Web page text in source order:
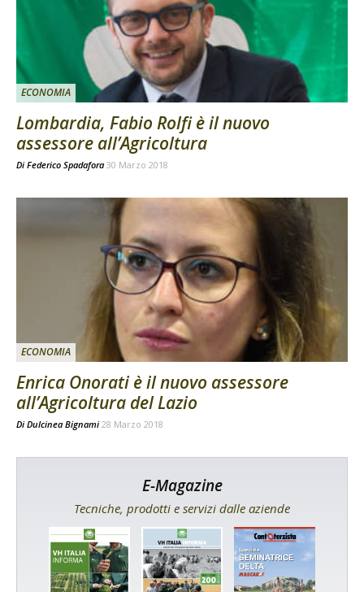
ECONOMIA
Lombardia, Fabio Rolfi è il nuovo
assessore all’Agricoltura
Di Federico Spadafora 30 Marzo 2018
ECONOMIA
Enrica Onorati è il nuovo assessore
all’Agricoltura del Lazio
Di Dulcinea Bignami 28 Marzo 2018
E-Magazine
Tecniche, prodotti e servizi dalle aziende